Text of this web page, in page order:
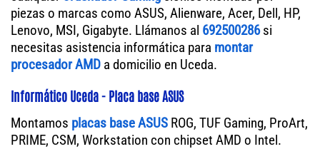
piezas o marcas como ASUS, Alienware, Acer, Dell, HP,
Lenovo, MSI, Gigabyte. Llámanos al 692500286si
necesitas asistencia informática para montar
procesador AMD a domicilio en Uceda.
Informático Uceda - Placa base ASUS
Montamos placas base ASUS ROG, TUF Gaming, ProArt,
PRIME, CSM, Workstation con chipset AMD o Intel.